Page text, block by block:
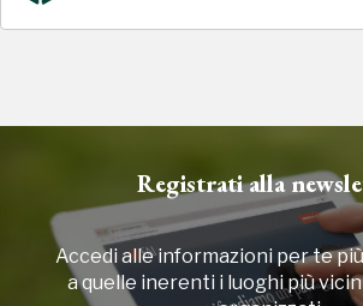
Registrati alla
Accedi alle informazioni per te
a quelle inerenti i luoghi più